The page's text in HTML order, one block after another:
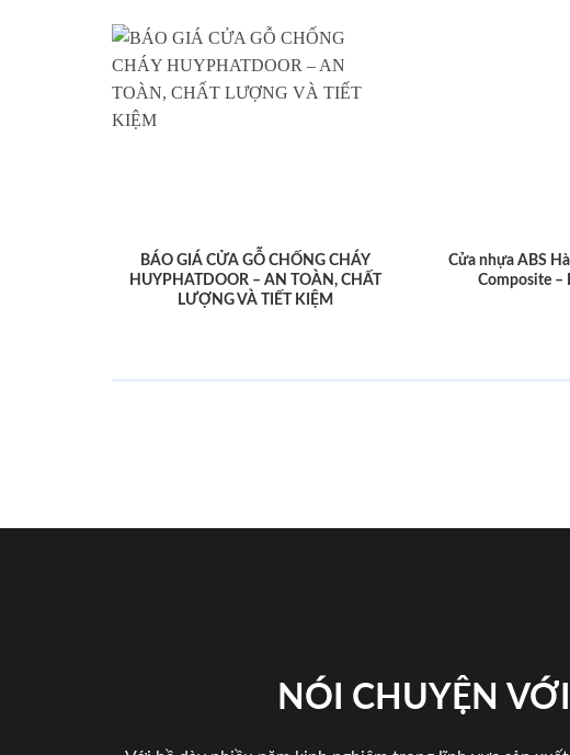
BÁO GIÁ CỬA GỖ CHỐNG CHÁY
HUYPHATDOOR – AN TOÀN, CHẤT
LƯỢNG VÀ TIẾT KIỆM
Cửa nhựa ABS
Composite –
NÓI CHUYỆN